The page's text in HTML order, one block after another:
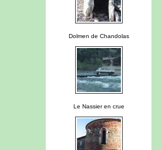
Dolmen de Chandolas
Le Nassier en crue